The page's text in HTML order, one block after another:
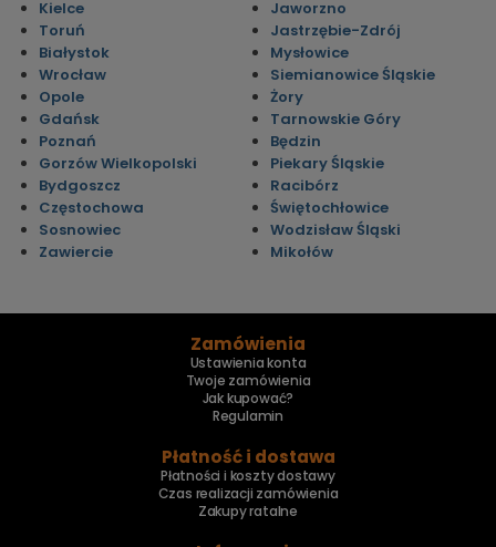
Kielce
Toruń
Białystok
Wrocław
Opole
Gdańsk
Poznań
Gorzów Wielkopolski
Bydgoszcz
Częstochowa
Sosnowiec
Zawiercie
Jaworzno
Jastrzębie-Zdrój
Mysłowice
Siemianowice Śląskie
Żory
Tarnowskie Góry
Będzin
Piekary Śląskie
Racibórz
Świętochłowice
Wodzisław Śląski
Mikołów
Zamówienia
Ustawienia konta
Twoje zamówienia
Jak kupować?
Regulamin
Płatność i dostawa
Płatności i koszty dostawy
Czas realizacji zamówienia
Zakupy ratalne